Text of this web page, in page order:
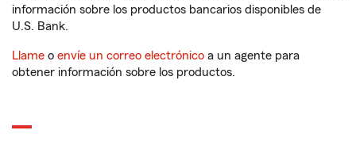
información sobre los productos bancarios disponibles de
U.S. Bank.
Llame o envíe un correo electrónico a un agente para
obtener información sobre los productos.